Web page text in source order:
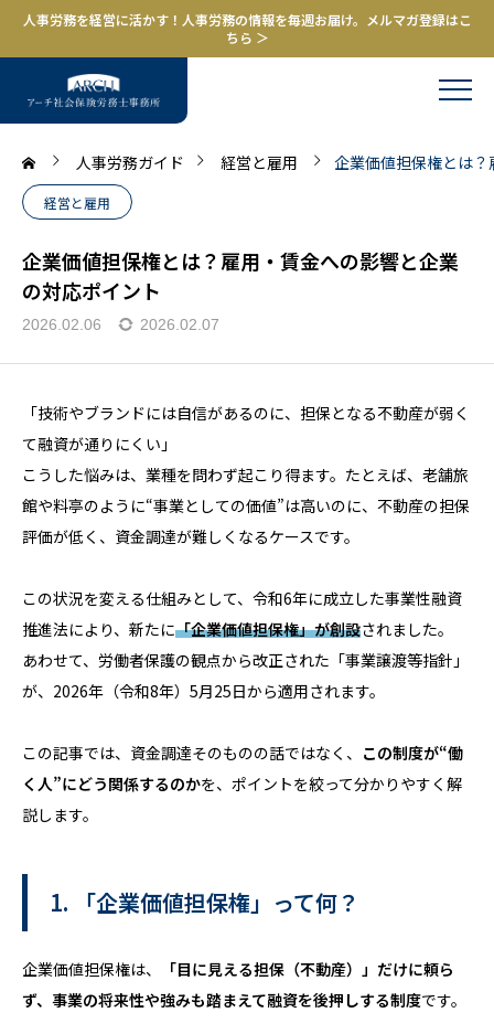
人事労務を経営に活かす！人事労務の情報を毎週お届け。メルマガ登録はこ
ちら ＞
人事労務ガイド 経営と雇用 企業価値担保権とは
経営と雇用
企業価値担保権とは？雇用・賃金への影響と企業
の対応ポイント
2026.02.06 2026.02.07
「技術やブランドには自信があるのに、担保となる不動産が弱く
て融資が通りにくい」
こうした悩みは、業種を問わず起こり得ます。たとえば、老舗旅
館や料亭のように“事業としての価値”は高いのに、不動産の担保
評価が低く、資金調達が難しくなるケースです。
この状況を変える仕組みとして、令和6年に成立した事業性融資
推進法により、新たに「企業価値担保権」が創設されました。
あわせて、労働者保護の観点から改正された「事業譲渡等指針」
が、2026年（令和8年）5月25日から適用されます。
この記事では、資金調達そのものの話ではなく、 この制度が“働
く人”にどう関係するのかを、ポイントを絞って分かりやすく解
説します。
1. 「企業価値担保権」って何？
企業価値担保権は、
「目に見える担保（不動産）」だけに頼ら
ず、事業の将来性や強みも踏まえて融資を後押しする制度です。